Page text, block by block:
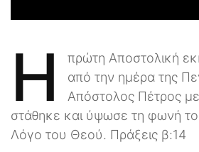
H
πρώτη Αποστολική
από την ημέρα της
Απόστολος Πέτρος
στάθηκε και ύψωσε τη φωνή
Λόγο του Θεού. Πράξεις β:14